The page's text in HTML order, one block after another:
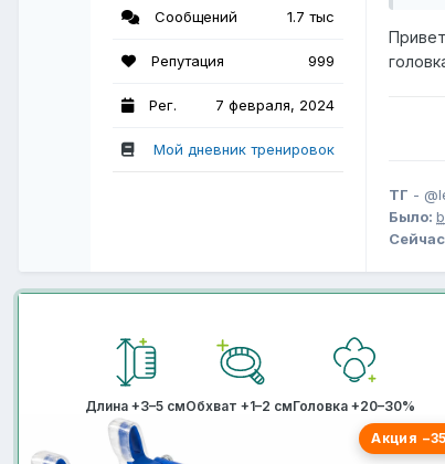
Сообщений 1.7 тыс
Репутация 999
Рег. 7 февраля, 2024
Мой дневник тренировок
ТГ -
Было:
Длина +3–5 смОбхват +1–2 смГоловка +20–30%
Акция